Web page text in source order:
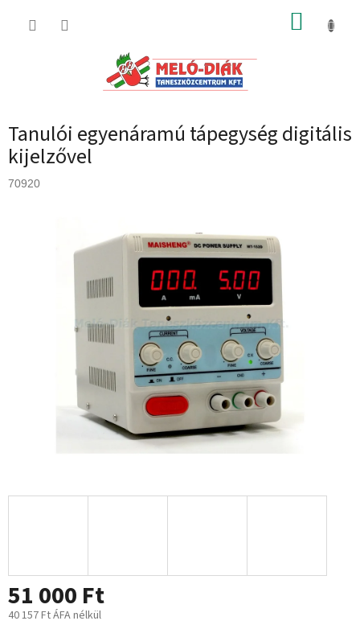
KOSÁR
Tanulói egyenáramú tápegység digitális
kijelzővel
70920
51 000 Ft
40 157 Ft ÁFA nélkül